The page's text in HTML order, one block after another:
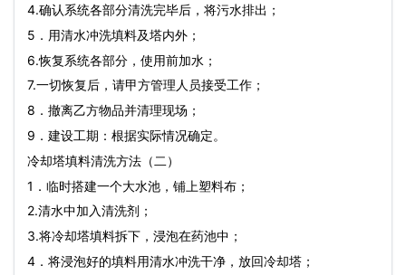
4.确认系统各部分清洗完毕后，将污水排出；
5．用清水冲洗填料及塔内外；
6.恢复系统各部分，使用前加水；
7.一切恢复后，请甲方管理人员接受工作；
8．撤离乙方物品并清理现场；
9．建设工期：根据实际情况确定。
冷却塔填料清洗方法（二）
1．临时搭建一个大水池，铺上塑料布；
2.清水中加入清洗剂；
3.将冷却塔填料拆下，浸泡在药池中；
4．将浸泡好的填料用清水冲洗干净，放回冷却塔；